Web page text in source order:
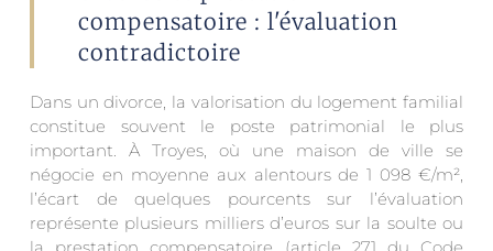
compensatoire : l'évaluation
contradictoire
Dans un divorce, la valorisation du logement familial
constitue souvent le poste patrimonial le plus
important. À Troyes, où une maison de ville se
négocie en moyenne aux alentours de 1 098 €/m²,
l’écart de quelques pourcents sur l’évaluation
représente plusieurs milliers d’euros sur la soulte ou